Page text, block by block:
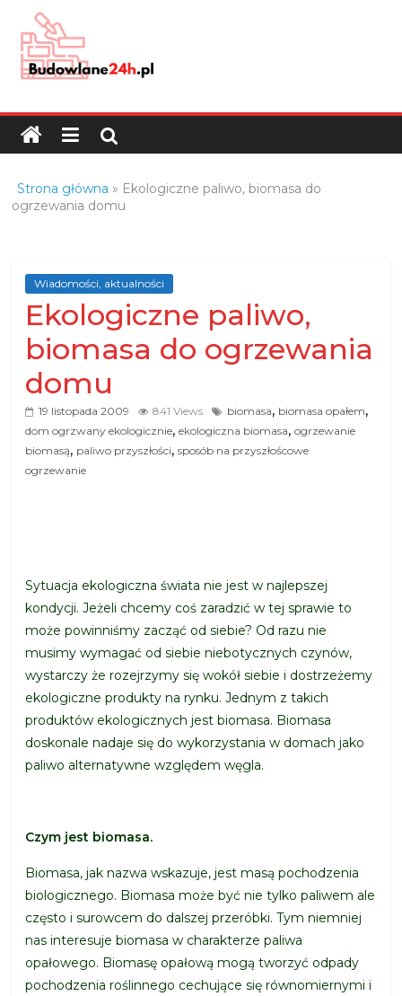
content
Budowlane24h.pl
portal
budowlany
oraz
budowlanej
Strona główna » Ekologiczne paliwo, biomasa do
ogrzewania domu
Wiadomości, aktualności
Ekologiczne paliwo,
biomasa do ogrzewania
domu
19 listopada 2009 841 Views biomasa, biomasa opałem,
dom ogrzwany ekologicznie,ekologiczna biomasa,ogrzewanie
biomasą, paliwo przyszłości,sposób na przyszłoścowe
ogrzewanie
Sytuacja ekologiczna świata nie jest w najlepszej
kondycji. Jeżeli chcemy coś zaradzić w tej sprawie to
może powinniśmy zacząć od siebie? Od razu nie
musimy wymagać od siebie niebotycznych czynów,
wystarczy że rozejrzymy się wokół siebie i dostrzeżemy
ekologiczne produkty na rynku. Jednym z takich
produktów ekologicznych jest biomasa. Biomasa
doskonale nadaje się do wykorzystania w domach jako
paliwo alternatywne względem węgla.
Czym jest biomasa.
Biomasa, jak nazwa wskazuje, jest masą pochodzenia
biologicznego. Biomasa może być nie tylko paliwem ale
często i surowcem do dalszej przeróbki. Tym niemniej
nas interesuje biomasa w charakterze paliwa
opałowego. Biomasę opałową mogą tworzyć odpady
pochodzenia roślinnego cechujące się równomiernymi i